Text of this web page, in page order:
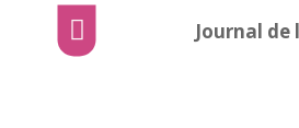
 Journal de